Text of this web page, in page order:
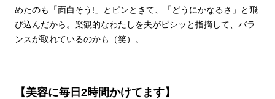
めたのも「面白そう!」とピンときて、「どうにかなるさ」と飛
び込んだから。楽観的なわたしを夫がビシッと指摘して、バラ
ンスが取れているのかも（笑）。
【美容に毎日2時間かけてます】